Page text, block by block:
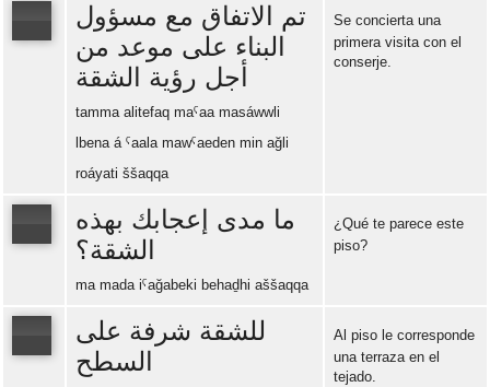
تم الاتفاق مع مسؤول
البناء على موعد من
أجل رؤية الشقة
tamma alitefaq maˁaa masáwwli
lbena á ˁaala mawˁaeden min ağli
roáyati ššaqqa
Se concierta una
primera visita con el
conserje.
ما مدى إعجابك بهذه
الشقة؟
ma mada iˁağabeki behaḏhi aššaqqa
¿Qué te parece este
piso?
للشقة شرفة على
السطح
Al piso le corresponde
una terraza en el
tejado.